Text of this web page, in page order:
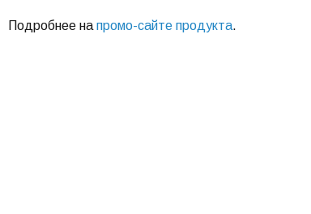
Подробнее на промо-сайте продукта.